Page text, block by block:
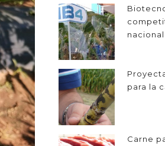
nacional
para la
Carne